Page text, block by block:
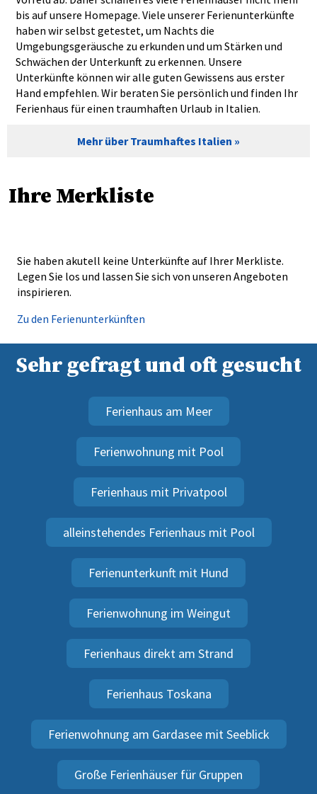
bis auf unsere Homepage. Viele unserer Ferienunterkünfte
haben wir selbst getestet, um Nachts die
Umgebungsgeräusche zu erkunden und um Stärken und
Schwächen der Unterkunft zu erkennen. Unsere
Unterkünfte können wir alle guten Gewissens aus erster
Hand empfehlen. Wir beraten Sie persönlich und finden Ihr
Ferienhaus für einen traumhaften Urlaub in Italien.
Mehr über Traumhaftes Italien
Ihre Merkliste
Sie haben akutell keine Unterkünfte auf Ihrer Merkliste.
Legen Sie los und lassen Sie sich von unseren Angeboten
inspirieren.
Zu den Ferienunterkünften
Sehr gefragt und oft gesucht
Ferienhaus am Meer
Ferienwohnung mit Pool
Ferienhaus mit Privatpool
alleinstehendes Ferienhaus mit Pool
Ferienunterkunft mit Hund
Ferienwohnung im Weingut
Ferienhaus direkt am Strand
Ferienhaus Toskana
Ferienwohnung am Gardasee mit Seeblick
Große Ferienhäuser für Gruppen